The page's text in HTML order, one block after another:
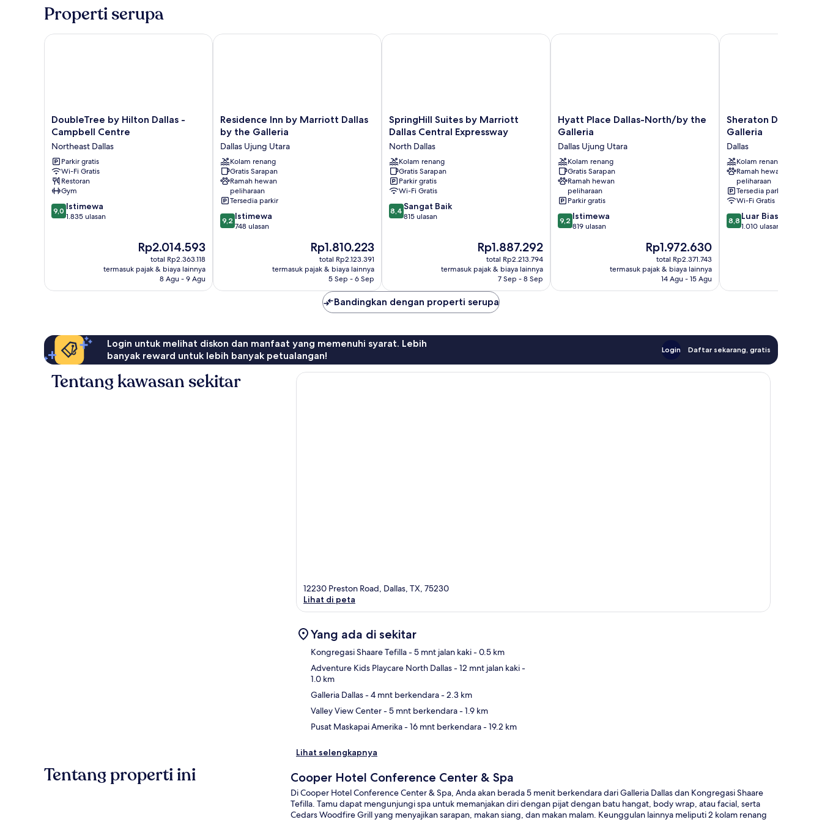
Tempat
Tidur
Double
Tidur
King
Properti serupa
DoubleTree
by
Hilton
Dallas
-
Campbell
Centre
Northeast
Dallas
DoubleTree by Hilton Dallas -
Campbell Centre
Northeast Dallas
Parkir gratis
Wi-Fi Gratis
Restoran
Gym
9.0
dari
9,0 Istimewa
1.835 ulasan
Harga
sekarang
Rp2.014.593
Rp2.014.593
total Rp2.363.118
termasuk pajak & biaya lainnya
8 Agu - 9 Agu
DoubleTree by Hilton Dallas - Campbell Centre
Residence
Inn
by
Marriott
Dallas
by
the
Galleria
Dallas
Ujung
Utara
Residence Inn by Marriott Dallas
by the Galleria
Dallas Ujung Utara
Kolam renang
Gratis Sarapan
Ramah hewan
peliharaan
Tersedia parkir
9.2
dari
9,2 Istimewa
748 ulasan
Harga
sekarang
Rp1.810.223
Rp1.810.223
total Rp2.123.391
termasuk pajak & biaya lainnya
5 Sep - 6 Sep
Residence Inn by Marriott Dallas by the Galleria
SpringHill
Suites
Marriott
Dallas
Central
Expressway
North
Dallas
SpringHill Suites by Marriott
Dallas Central Expressway
North Dallas
Kolam renang
Gratis Sarapan
Parkir gratis
Wi-Fi Gratis
8.4
dari
8,4 Sangat Baik
815 ulasan
Harga
sekarang
Rp1.887.292
Rp1.887.292
total Rp2.213.794
termasuk pajak & biaya lainnya
7 Sep - 8 Sep
SpringHill Suites by Marriott Dallas Central Expressway
Hyatt
Place
North/by
the
Galleria
Dallas
Ujung
Utara
Hyatt Place Dallas-North/by the
Galleria
Dallas Ujung Utara
Kolam renang
Gratis Sarapan
Ramah hewan
peliharaan
Parkir gratis
9.2
dari
9,2 Istimewa
819 ulasan
Harga
sekarang
Rp1.972.630
Rp1.972.630
total Rp2.371.743
termasuk pajak & biaya lainnya
14 Agu - 15 Agu
Hyatt Place Dallas-North/by the Galleria
Sheraton
Dallas
by
the
Galleria
Dallas
Sheraton Dallas
Galleria
Dallas
Kolam renang
Ramah hewan
peliharaan
Tersedia parkir
Wi-Fi Gratis
8.8
dari
8,8 Luar Biasa
1.010 ulasan
Sheraton Dallas Hotel
Bandingkan dengan properti serupa
Login untuk melihat diskon dan manfaat yang memenuhi syarat. Lebih
banyak reward untuk lebih banyak petualangan!
Login Daftar sekarang, gratis
Tentang kawasan sekitar
12230 Preston Road, Dallas, TX, 75230
Lihat di peta
Yang ada di sekitar
Kongregasi Shaare Tefilla- 5 mnt jalan kaki- 0.5 km
Adventure Kids Playcare North Dallas- 12 mnt jalan kaki-
1.0 km
Galleria Dallas- 4 mnt berkendara- 2.3 km
Valley View Center- 5 mnt berkendara- 1.9 km
Pusat Maskapai Amerika- 16 mnt berkendara- 19.2 km
Lihat selengkapnya
Tentang properti ini Cooper Hotel Conference Center & Spa
Di Cooper Hotel Conference Center & Spa, Anda akan berada 5 menit berkendara dari Galleria Dallas dan Kongregasi Shaare
Tefilla. Tamu dapat mengunjungi spa untuk memanjakan diri dengan pijat dengan batu hangat, body wrap, atau facial, serta
Cedars Woodfire Grill yang menyajikan sarapan, makan siang, dan makan malam. Keunggulan lainnya meliputi 2 kolam renang